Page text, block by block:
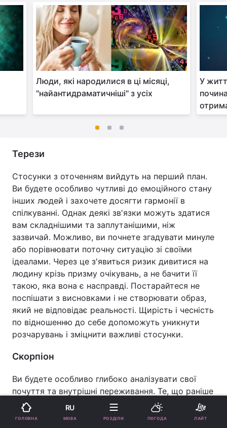
Люди, які народилися в ці місяці,
"найантидраматичніші" з усіх
У
Терези
Стосунки з оточенням вийдуть на перший план.
Ви будете особливо чутливі до емоційного стану
інших людей і захочете досягти гармонії в
спілкуванні. Однак деякі зв'язки можуть здатися
вам складнішими та заплутанішими, ніж
зазвичай. Можливо, ви почнете згадувати минуле
або порівнювати поточну ситуацію зі своїми
ідеалами. Через це з'явиться ризик дивитися на
людину крізь призму очікувань, а не бачити її
такою, яка вона є насправді. Постарайтеся не
поспішати з висновками і не створювати образ,
який не відповідає реальності. Щирість і чесність
по відношенню до себе допоможуть уникнути
розчарувань і зміцнити важливі стосунки.
Скорпіон
Ви будете особливо глибоко аналізувати свої
почуття та внутрішні переживання. Те, що раніше
залишалося прихованим у підсвідомості, почне
поступово виходити на поверхню. Ви можете
ГОЛОВНА
RU
МОВА РОЗДІЛИ ПОГОДА ЛАЙТ